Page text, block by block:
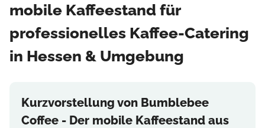
mobile Kaffeestand für
professionelles Kaffee-Catering
in Hessen & Umgebung
Kurzvorstellung von Bumblebee
Coffee - Der mobile Kaffeestand aus